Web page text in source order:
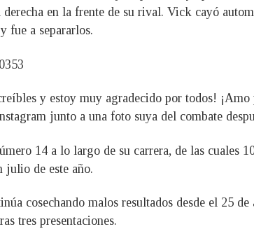
en la frente de su rival. Vick cayó
fue a separarlos.
y estoy muy agradecido por todos!
junto a una foto suya del combate
14 a lo largo de su carrera, de las cuales
julio de este año.
cosechando malos resultados desde el 25
tres presentaciones.